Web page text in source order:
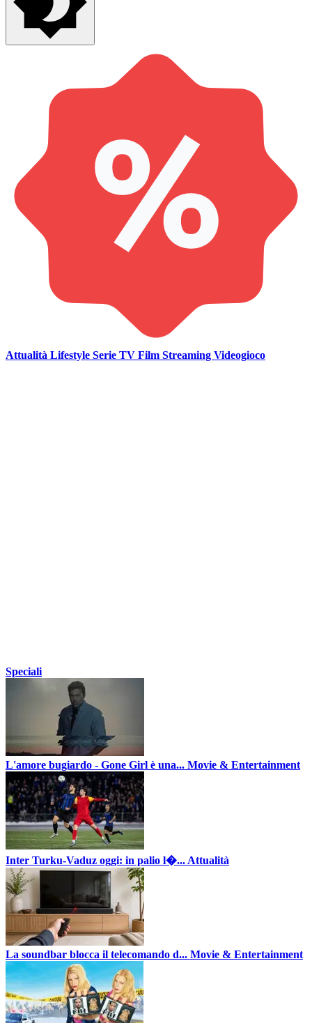
Attualità Lifestyle Serie TV Film Streaming Videogioco
Speciali
L'amore bugiardo - Gone Girl è una... Movie & Entertainment
Inter Turku-Vaduz oggi: in palio l�... Attualità
La soundbar blocca il telecomando d... Movie & Entertainment